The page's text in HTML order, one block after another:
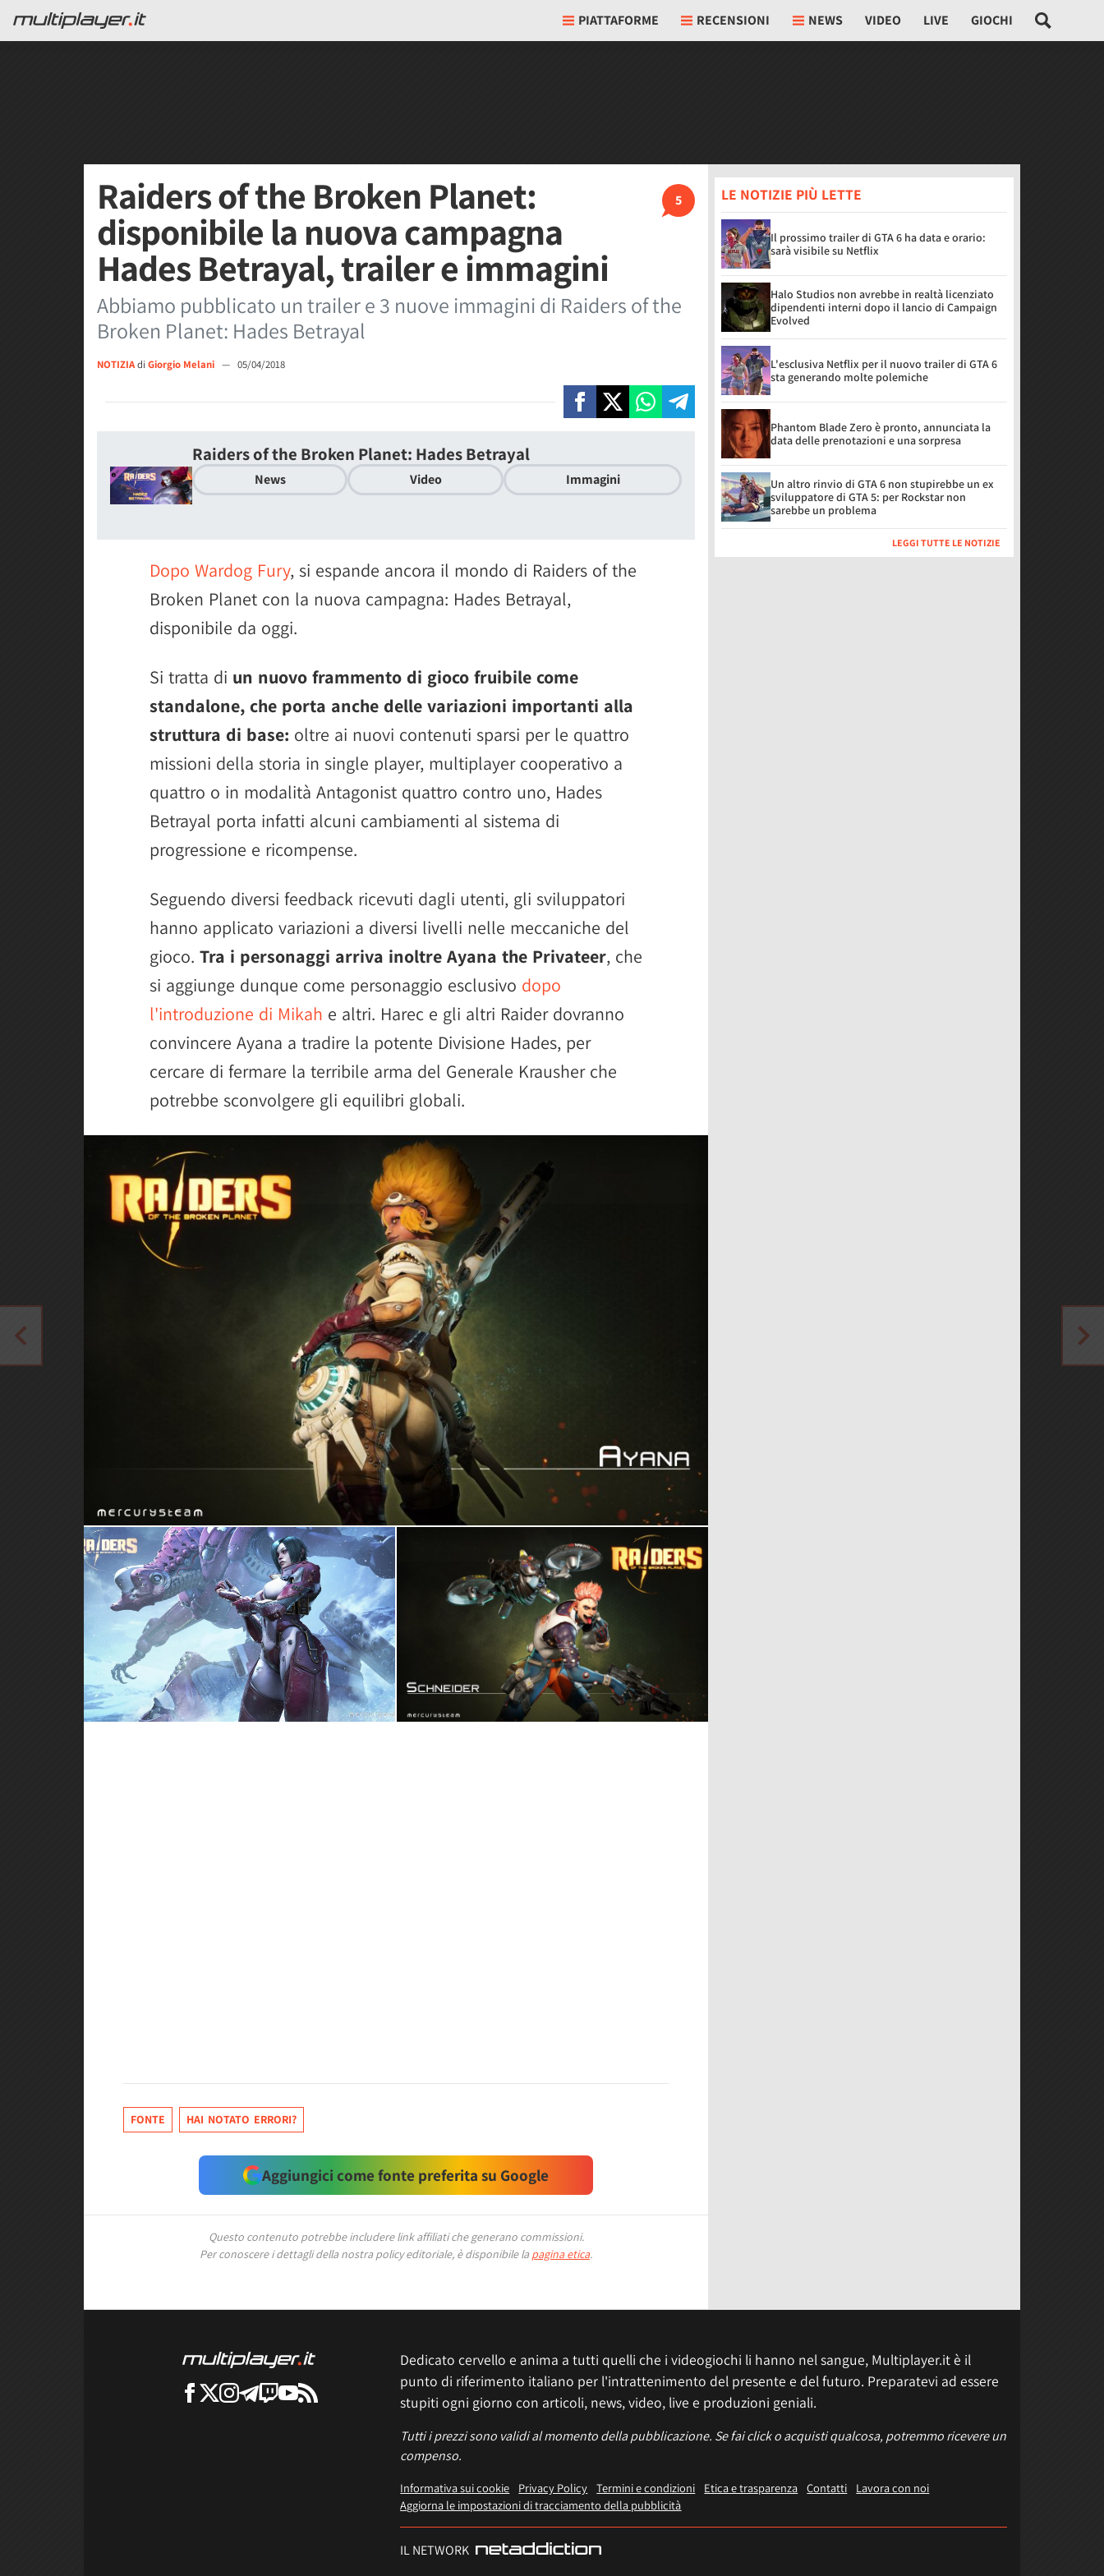
PIATTAFORME RECENSIONI NEWS VIDEO LIVE GIOCHI
5
Raiders of the Broken Planet:
disponibile la nuova campagna
Hades Betrayal, trailer e immagini
Abbiamo pubblicato un trailer e 3 nuove immagini di Raiders of the
Broken Planet: Hades Betrayal
NOTIZIAdi Giorgio Melani — 05/04/2018
Raiders of the Broken Planet: Hades Betrayal
News Video Immagini
Dopo Wardog Fury, si espande ancora il mondo di Raiders of the
Broken Planet con la nuova campagna: Hades Betrayal,
disponibile da oggi.
Si tratta di un nuovo frammento di gioco fruibile come
standalone, che porta anche delle variazioni importanti alla
struttura di base: oltre ai nuovi contenuti sparsi per le quattro
missioni della storia in single player, multiplayer cooperativo a
quattro o in modalità Antagonist quattro contro uno, Hades
Betrayal porta infatti alcuni cambiamenti al sistema di
progressione e ricompense.
Seguendo diversi feedback ricevuti dagli utenti, gli sviluppatori
hanno applicato variazioni a diversi livelli nelle meccaniche del
gioco. Tra i personaggi arriva inoltre Ayana the Privateer, che
si aggiunge dunque come personaggio esclusivo dopo
l'introduzione di Mikah e altri. Harec e gli altri Raider dovranno
convincere Ayana a tradire la potente Divisione Hades, per
cercare di fermare la terribile arma del Generale Krausher che
potrebbe sconvolgere gli equilibri globali.
FONTE HAI NOTATO ERRORI?
Aggiungici come fonte preferita su Google
Questo contenuto potrebbe includere link affiliati che generano commissioni.
Per conoscere i dettagli della nostra policy editoriale, è disponibile la pagina etica.
LE NOTIZIE PIÙ LETTE
Il prossimo trailer di GTA 6 ha data e orario:
sarà visibile su Netflix
Halo Studios non avrebbe in realtà licenziato
dipendenti interni dopo il lancio di Campaign
Evolved
L'esclusiva Netflix per il nuovo trailer di GTA 6
sta generando molte polemiche
Phantom Blade Zero è pronto, annunciata la
data delle prenotazioni e una sorpresa
Un altro rinvio di GTA 6 non stupirebbe un ex
sviluppatore di GTA 5: per Rockstar non
sarebbe un problema
LEGGI TUTTE LE NOTIZIE
Dedicato cervello e anima a tutti quelli che i videogiochi li hanno nel sangue, Multiplayer.it è il
punto di riferimento italiano per l'intrattenimento del presente e del futuro. Preparatevi ad essere
stupiti ogni giorno con articoli, news, video, live e produzioni geniali.
Tutti i prezzi sono validi al momento della pubblicazione. Se fai click o acquisti qualcosa, potremmo ricevere un
compenso.
Informativa sui cookie Privacy Policy Termini e condizioni Etica e trasparenza Contatti
Lavora con noi
Aggiorna le impostazioni di tracciamento della pubblicità
IL NETWORK